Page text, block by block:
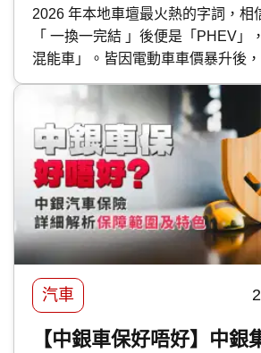
保養及使用注意事項
2026 年本地車壇最火熱的字詞，相
「 一換一完結 」後便是「PHEV」
混能車」。皆因電動車車價暴升後
魔又毋須為續航距離而煩惱的
車型，便成為各大代理力谷對象。今
便為大家盤點本地最新的 PHEV 混
還有選購及日常使用時的注意事項。
汽車
【中銀車保好唔好】中銀